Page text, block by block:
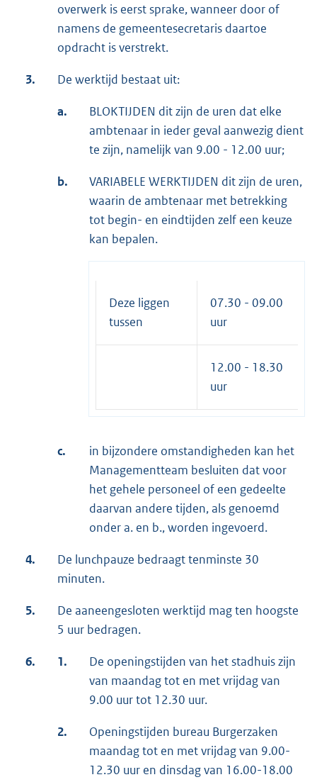
overwerk is eerst sprake, wanneer door of
namens de gemeentesecretaris daartoe
opdracht is verstrekt.
3. De werktijd bestaat uit:
a.
BLOKTIJDEN dit zijn de uren dat elke
ambtenaar in ieder geval aanwezig dient
te zijn, namelijk van 9.00 - 12.00 uur;
b.
VARIABELE WERKTIJDEN dit zijn de uren,
waarin de ambtenaar met betrekking
tot begin- en eindtijden zelf een keuze
kan bepalen.
Deze liggen
tussen
07.30 - 09.00
uur
12.00 - 18.30
uur
c.
in bijzondere omstandigheden kan het
Managementteam besluiten dat voor
het gehele personeel of een gedeelte
daarvan andere tijden, als genoemd
onder a. en b., worden ingevoerd.
4.
De lunchpauze bedraagt tenminste 30
minuten.
5.
De aaneengesloten werktijd mag ten hoogste
5 uur bedragen.
6. 1.
De openingstijden van het stadhuis zijn
van maandag tot en met vrijdag van
9.00 uur tot 12.30 uur.
2.
Openingstijden bureau Burgerzaken
maandag tot en met vrijdag van 9.00-
12.30 uur en dinsdag van 16.00-18.00